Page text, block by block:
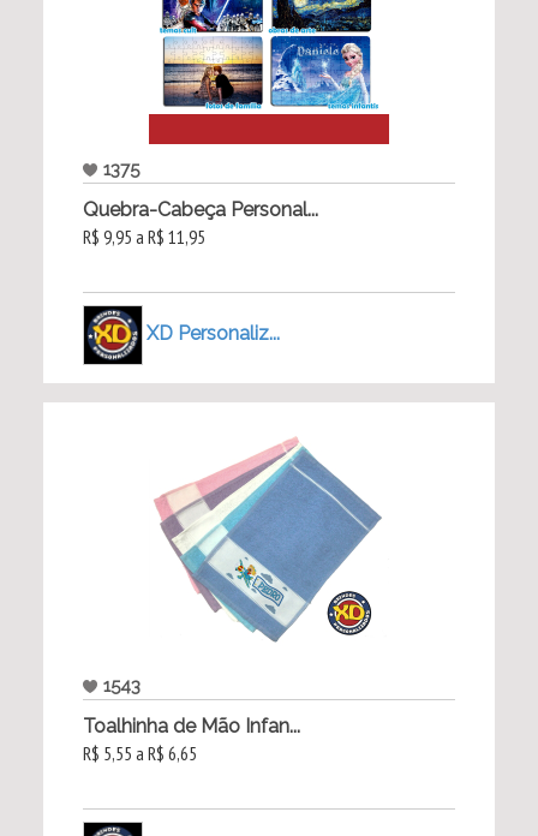
1375
Quebra-Cabeça Personal...
R$ 9,95 a R$ 11,95
XD Personaliz...
1543
Toalhinha de Mão Infan...
R$ 5,55 a R$ 6,65